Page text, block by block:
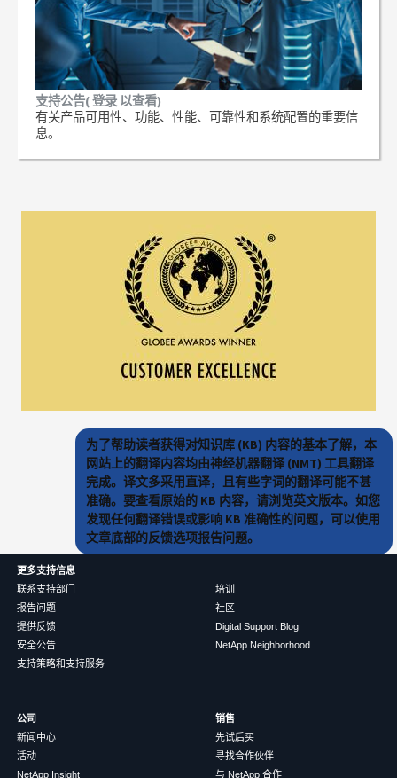
支持公告( 登录 以查看)
有关产品可用性、功能、性能、可靠性和系统配置的重要信
息。
为了帮助读者获得对知识库 (KB) 内容的基本了解，本
网站上的翻译内容均由神经机器翻译 (NMT) 工具翻译
完成。译文多采用直译，且有些字词的翻译可能不甚
准确。要查看原始的 KB 内容，请浏览英文版本。如您
发现任何翻译错误或影响 KB 准确性的问题，可以使用
文章底部的反馈选项报告问题。
更多支持信息
联系支持部门
报告问题
提供反馈
安全公告
支持策略和支持服务
培训
社区
Digital Support Blog
NetApp Neighborhood
公司
新闻中心
活动
NetApp Insight
销售
先试后买
寻找合作伙伴
与 NetApp 合作